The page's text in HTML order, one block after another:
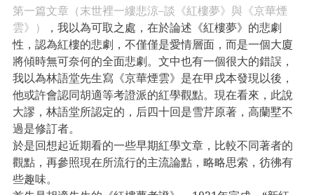
第一篇文章（末世裡一縷悲涼–談《紅樓夢》與《京華煙
雲》）
，我以為可取之處，在於論述《紅樓夢》的悲劇
性，認為紅樓的悲劇，不僅僅是愛情層面，而是一個大廈
將傾時無可奈何的全面悲劇。文中也有一個很大的錯誤，
我以為林語堂先生寫《京華煙雲》是在甲戌本發現以後，
他或許會認同胡適等考證派的紅學觀點。現在看來，此說
大謬，林語堂所認定的，后四十回是雪芹原著，高蘭墅不
過是修訂者。
於是回想起近期看的一些早期紅學文章，比較不同著者的
觀點，再參照現在所流行的主流論點，略略思索，彷彿有
些趣味。